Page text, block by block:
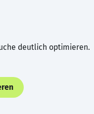
deutlich optimieren.